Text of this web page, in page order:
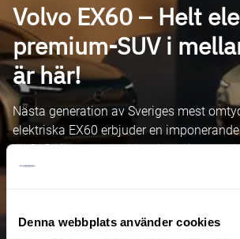
Denna webbplats använder cookies
Volvo EX60 – Helt
premium-SUV i
är här!
Nästa generation av Sveriges mest
elektriska EX60 erbjuder en
till 810 kilometer, världsnyheter inom
Gemini som din personliga AI-assistent
Läs mer om EX60